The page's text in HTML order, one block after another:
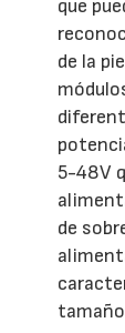
que
de la
5-48V
de